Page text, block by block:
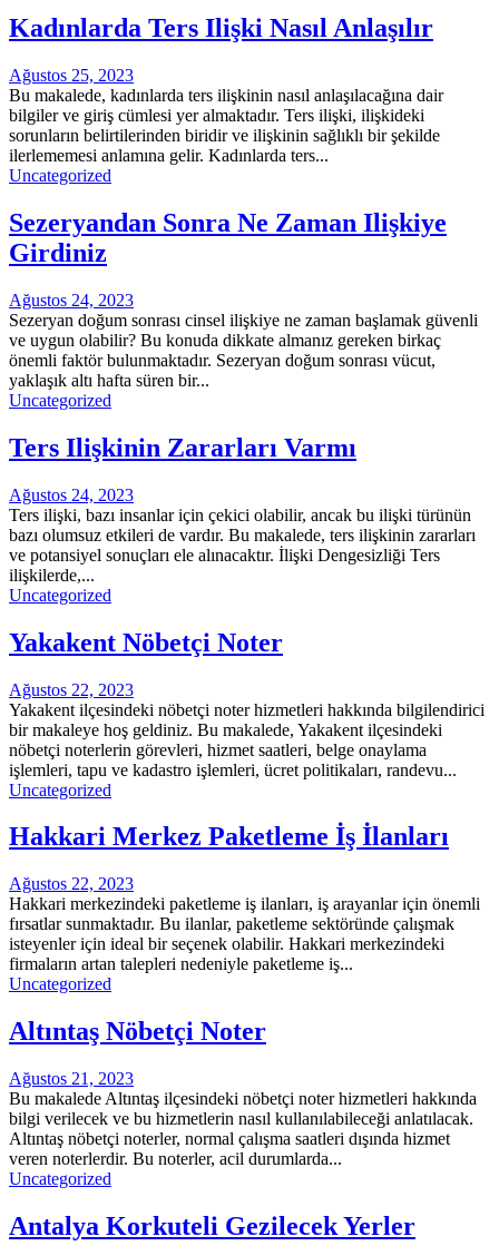
Kadınlarda Ters Ilişki Nasıl Anlaşılır
Ağustos 25, 2023
Bu makalede, kadınlarda ters ilişkinin nasıl anlaşılacağına dair
bilgiler ve giriş cümlesi yer almaktadır. Ters ilişki, ilişkideki
sorunların belirtilerinden biridir ve ilişkinin sağlıklı bir şekilde
ilerlememesi anlamına gelir. Kadınlarda ters...
Uncategorized
Sezeryandan Sonra Ne Zaman Ilişkiye
Girdiniz
Ağustos 24, 2023
Sezeryan doğum sonrası cinsel ilişkiye ne zaman başlamak güvenli
ve uygun olabilir? Bu konuda dikkate almanız gereken birkaç
önemli faktör bulunmaktadır. Sezeryan doğum sonrası vücut,
yaklaşık altı hafta süren bir...
Uncategorized
Ters Ilişkinin Zararları Varmı
Ağustos 24, 2023
Ters ilişki, bazı insanlar için çekici olabilir, ancak bu ilişki türünün
bazı olumsuz etkileri de vardır. Bu makalede, ters ilişkinin zararları
ve potansiyel sonuçları ele alınacaktır. İlişki Dengesizliği Ters
ilişkilerde,...
Uncategorized
Yakakent Nöbetçi Noter
Ağustos 22, 2023
Yakakent ilçesindeki nöbetçi noter hizmetleri hakkında bilgilendirici
bir makaleye hoş geldiniz. Bu makalede, Yakakent ilçesindeki
nöbetçi noterlerin görevleri, hizmet saatleri, belge onaylama
işlemleri, tapu ve kadastro işlemleri, ücret politikaları, randevu...
Uncategorized
Hakkari Merkez Paketleme İş İlanları
Ağustos 22, 2023
Hakkari merkezindeki paketleme iş ilanları, iş arayanlar için önemli
fırsatlar sunmaktadır. Bu ilanlar, paketleme sektöründe çalışmak
isteyenler için ideal bir seçenek olabilir. Hakkari merkezindeki
firmaların artan talepleri nedeniyle paketleme iş...
Uncategorized
Altıntaş Nöbetçi Noter
Ağustos 21, 2023
Bu makalede Altıntaş ilçesindeki nöbetçi noter hizmetleri hakkında
bilgi verilecek ve bu hizmetlerin nasıl kullanılabileceği anlatılacak.
Altıntaş nöbetçi noterler, normal çalışma saatleri dışında hizmet
veren noterlerdir. Bu noterler, acil durumlarda...
Uncategorized
Antalya Korkuteli Gezilecek Yerler